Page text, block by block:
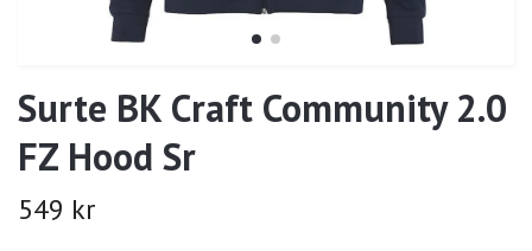
Surte BK Craft Community 2.0
FZ Hood Sr
549 kr